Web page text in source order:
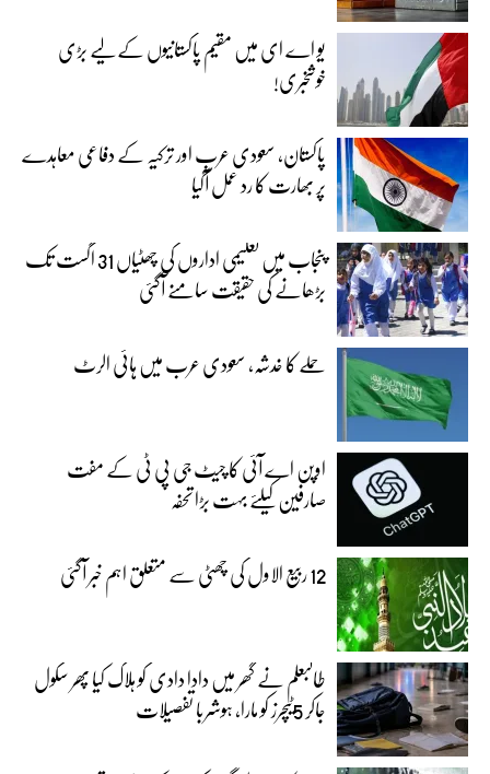
یو اے ای میں مقیم پاکستانیوں کے لیے بڑی
خوشخبری!
پاکستان، سعودی عرب اور ترکیہ کے دفاعی معاہدے
پر بھارت کا رد عمل آگیا
پنجاب میں تعلیمی اداروں کی چھٹیاں 31 اگست تک
بڑھانے کی حقیقت سامنے آگئی
حملے کا خدشہ، سعودی عرب میں ہائی الرٹ
اوپن اے آئی کا چیٹ جی پی ٹی کے مفت
صارفین کیلئے بہت بڑا تحفہ
12 ربیع الاول کی چھٹی سے متعلق اہم خبر آگئی
طالبعلم نے گھر میں دادا دادی کو ہلاک کیا پھر سکول
جاکر 5ٹیچرز کو مارا، ہوشربا تفصیلات